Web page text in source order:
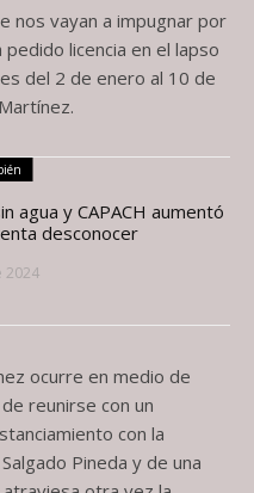
nos vayan a impugnar por
licencia en el lapso
del 2 de enero al 10 de
agua y CAPACH aumentó
desconocer
2024
ocurre en medio de
reunirse con un
con la
Pineda y de una